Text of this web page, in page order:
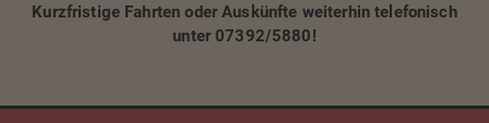
Kurzfristige Fahrten oder Auskünfte weiterhin telefonisch
unter 07392/5880!